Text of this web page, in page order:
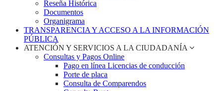
Reseña Histórica
Documentos
Organigrama
TRANSPARENCIA Y ACCESO A LA INFORMACIÓN
PÚBLICA
ATENCIÓN Y SERVICIOS A LA CIUDADANÍA
Consultas y Pagos Online
Pago en línea Licencias de conducción
Porte de placa
Consulta de Comparendos